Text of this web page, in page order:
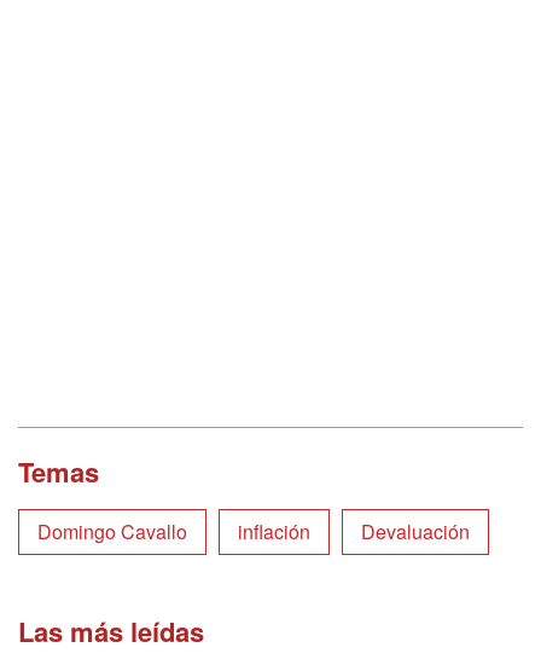
Temas
Domingo Cavallo inflación Devaluación
Las más leídas